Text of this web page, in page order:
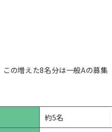
の増えた8名分は一般Aの募集
約5名